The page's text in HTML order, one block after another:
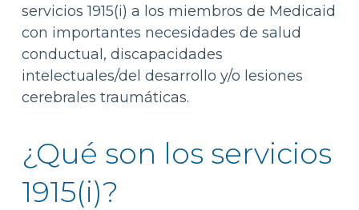
servicios 1915(i) a los miembros de Medicaid
con importantes necesidades de salud
conductual, discapacidades
intelectuales/del desarrollo y/o lesiones
cerebrales traumáticas.
¿Qué son los servicios
1915(i)?